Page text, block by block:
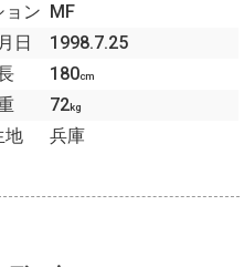
ョン MF
日
1998.7.25
180cm
72kg
地 兵庫